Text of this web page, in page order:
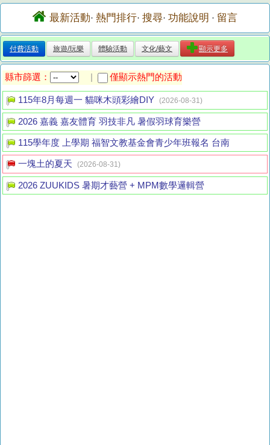
最新活動· 熱門排行· 搜尋· 功能說明 · 留言
付費活動 旅遊/玩樂 體驗活動 文化/藝文 顯示更多
縣市篩選： 僅顯示熱門的活動
115年8月每週一 貓咪木頭彩繪DIY (2026-08-31)
2026 嘉義 嘉友體育 羽技非凡 暑假羽球育樂營
115學年度 上學期 福智文教基金會青少年班報名 台南
一塊土的夏天 (2026-08-31)
2026 ZUUKIDS 暑期才藝營 + MPM數學邏輯營